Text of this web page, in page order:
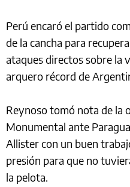
Perú encaró el partido
de la cancha para
ataques directos sobre la
arquero récord de
Reynoso tomó nota de la
Monumental ante
Allister con un buen
presión para que no
la pelota.